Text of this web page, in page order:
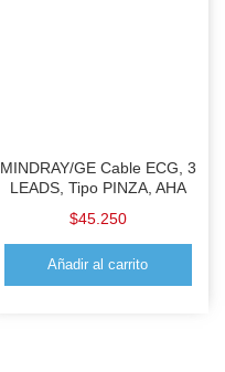
MINDRAY/GE Cable ECG, 3
LEADS, Tipo PINZA, AHA
$45.250
Añadir al carrito